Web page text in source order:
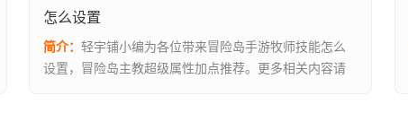
简介：轻宇铺小编为各位带来冒险岛手游牧师技能怎么
设置，冒险岛主教超级属性加点推荐。更多相关内容请